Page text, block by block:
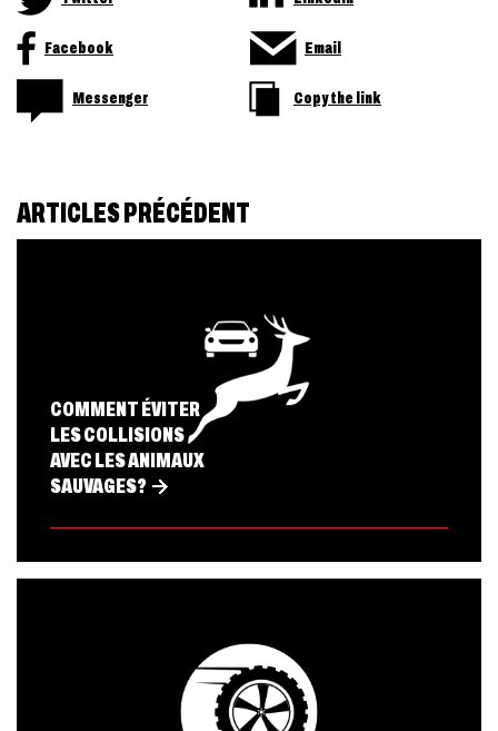
Facebook Email
Messenger Copy the link
ARTICLES PRÉCÉDENT
COMMENT ÉVITER
LES COLLISIONS
AVEC LES ANIMAUX
SAUVAGES?